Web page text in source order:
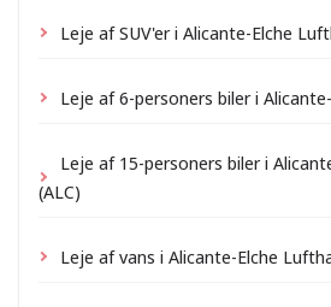
Leje af SUV'er i Alicante-Elche
Leje af 6-personers biler i
Leje af 15-personers biler i
(ALC)
Leje af vans i Alicante-Elche